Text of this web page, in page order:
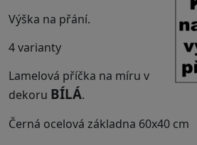
Výška na přání.
4 varianty
Lamelová příčka na míru v
dekoru BÍLÁ.
Černá ocelová základna 60x40 cm